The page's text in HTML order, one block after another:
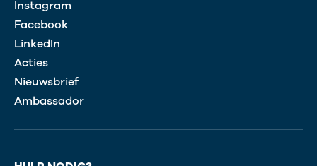
Instagram
Facebook
LinkedIn
Acties
Nieuwsbrief
Ambassador